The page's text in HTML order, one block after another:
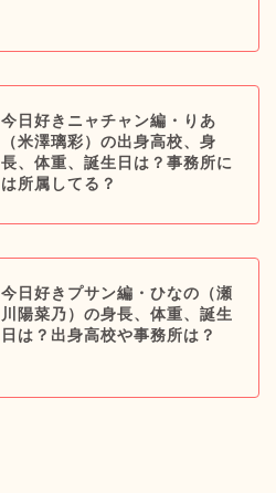
今日好きニャチャン編・りあ
（米澤璃彩）の出身高校、身
長、体重、誕生日は？事務所に
は所属してる？
今日好きプサン編・ひなの（瀬
川陽菜乃）の身長、体重、誕生
日は？出身高校や事務所は？